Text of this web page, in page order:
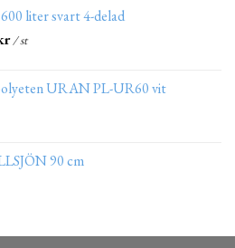
liter svart 4-delad
/ st
URAN PL-UR60 vit
90 cm